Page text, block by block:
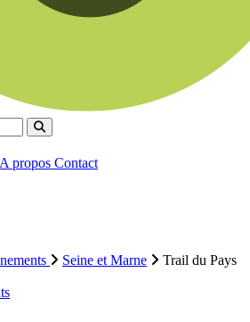
Rechercher
A propos Contact
Seine et Marne
Trail du Pays